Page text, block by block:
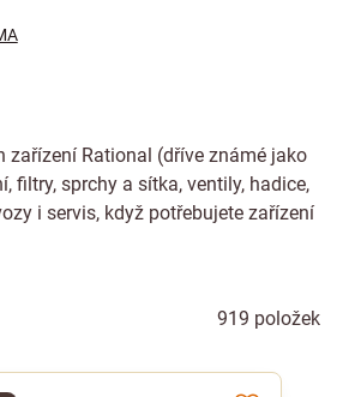
Rational (dříve známé jako
filtry, sprchy a sítka, ventily, hadice,
i servis, když potřebujete zařízení
919 položek